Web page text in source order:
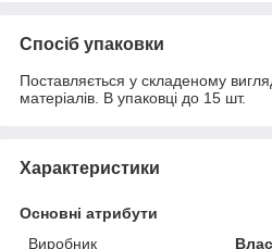
Спосіб упаковки
Поставляється у складеному
матеріалів. В упаковці до 15 шт.
Характеристики
Основні атрибути
Виробник